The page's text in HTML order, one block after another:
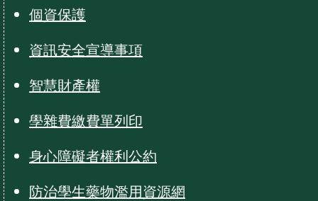
個資保護
資訊安全宣導事項
智慧財產權
學雜費繳費單列印
身心障礙者權利公約
防治學生藥物濫用資源網